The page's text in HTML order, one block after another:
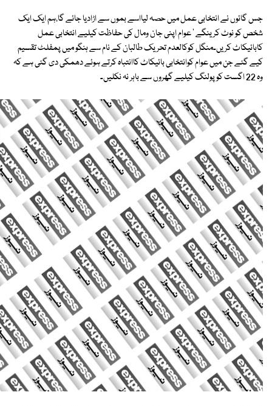
جس گائوں نے انتخابی عمل میں حصہ لیااسے بموں سے اڑادیا جائے گا،ہم ایک ایک
شخص کو نوٹ کرینگے ' عوام اپنی جان ومال کی حفاظت کیلیے انتخابی عمل
کابائیکاٹ کریں۔منگل کوکالعدم تحریک طالبان کے نام سے ہنگو میں پمفلٹ تقسیم
کیے گئے جن میں عوام کوانتخابی بائیکاٹ کاانتباہ کرتے ہوئے دھمکی دی گئی ہے کہ
وہ 22 اگست کو پولنگ کیلیے گھروں سے باہر نہ نکلیں۔